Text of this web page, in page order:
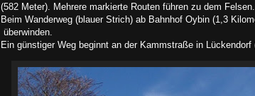
(582 Meter). Mehrere markierte Routen führen zu dem Felsen.
Beim Wanderweg (blauer Strich) ab Bahnhof Oybin (1,3
überwinden.
Ein günstiger Weg beginnt an der Kammstraße in